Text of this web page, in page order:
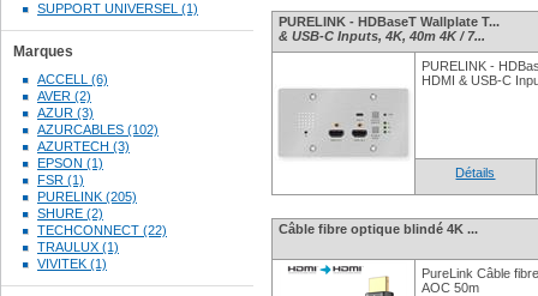
SUPPORT UNIVERSEL (1)
Marques
ACCELL (6)
AVER (2)
AZUR (3)
AZURCABLES (102)
AZURTECH (3)
EPSON (1)
FSR (1)
PURELINK (205)
SHURE (2)
TECHCONNECT (22)
TRAULUX (1)
VIVITEK (1)
PURELINK - HDBaseT Wallplate T...
& USB-C Inputs, 4K, 40m 4K / 7...
PURELINK -
HDMI & USB-C
Détails
Câble fibre optique blindé 4K ...
PureLink Câble
AOC 50m